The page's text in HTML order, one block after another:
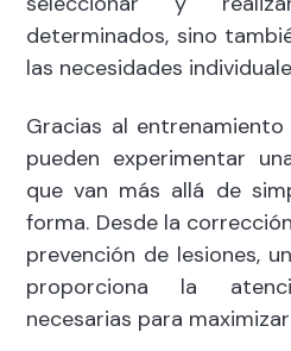
determinados, sino
las necesidades
Gracias al
pueden experimentar
que van más allá de
forma. Desde la
prevención de lesiones,
proporciona la
necesarias para